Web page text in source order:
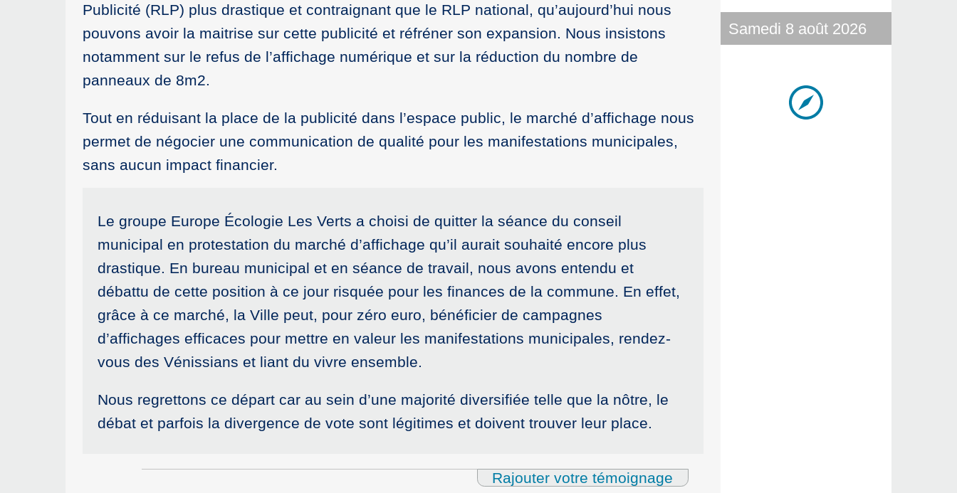
Publicité (RLP) plus drastique et contraignant que le RLP national, qu’aujourd’hui nous
pouvons avoir la maitrise sur cette publicité et réfréner son expansion. Nous insistons
notamment sur le refus de l’affichage numérique et sur la réduction du nombre de
panneaux de 8m2.
Tout en réduisant la place de la publicité dans l’espace public, le marché d’affichage nous
permet de négocier une communication de qualité pour les manifestations municipales,
sans aucun impact financier.
Le groupe Europe Écologie Les Verts a choisi de quitter la séance du conseil
municipal en protestation du marché d’affichage qu’il aurait souhaité encore plus
drastique. En bureau municipal et en séance de travail, nous avons entendu et
débattu de cette position à ce jour risquée pour les finances de la commune. En effet,
grâce à ce marché, la Ville peut, pour zéro euro, bénéficier de campagnes
d’affichages efficaces pour mettre en valeur les manifestations municipales, rendez-
vous des Vénissians et liant du vivre ensemble.
Nous regrettons ce départ car au sein d’une majorité diversifiée telle que la nôtre, le
débat et parfois la divergence de vote sont légitimes et doivent trouver leur place.
Rajouter votre témoignage
Samedi 8 août 2026